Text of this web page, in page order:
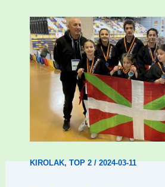
Wadokan garaile
14 dominarekin
KIROLAK,TOP 2/2024-03-11